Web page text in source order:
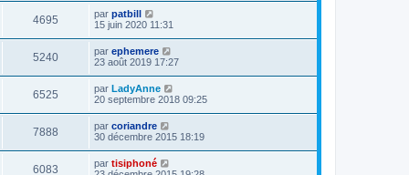
4695 par patbill
15 juin 2020 11:31
5240 par ephemere
23 août 2019 17:27
6525 par LadyAnne
20 septembre 2018 09:25
7888 par coriandre
30 décembre 2015 18:19
6083 par tisiphoné